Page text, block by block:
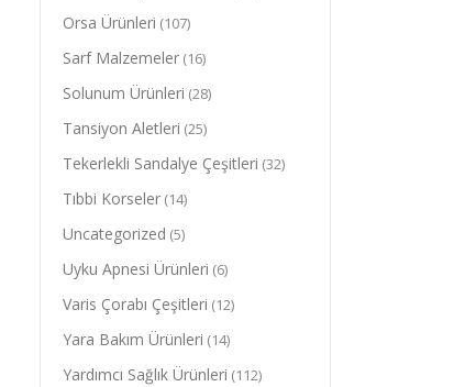
Orsa Ürünleri (107)
Sarf Malzemeler (16)
Solunum Ürünleri (28)
Tansiyon Aletleri (25)
Tekerlekli Sandalye Çeşitleri (32)
Tıbbi Korseler (14)
Uncategorized (5)
Uyku Apnesi Ürünleri (6)
Varis Çorabı Çeşitleri (12)
Yara Bakım Ürünleri (14)
Yardımcı Sağlık Ürünleri (112)